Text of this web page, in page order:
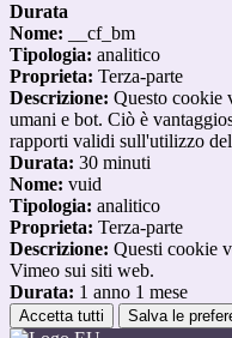
Durata
Nome: __cf_bm
Tipologia: analitico
Proprieta: Terza-parte
Descrizione: Questo cookie
umani e bot. Ciò è
rapporti validi sull'utilizzo
Durata: 30 minuti
Nome: vuid
Tipologia: analitico
Proprieta: Terza-parte
Descrizione: Questi cookie
Vimeo sui siti web.
Durata: 1 anno 1 mese
Accetta tutti Salva le